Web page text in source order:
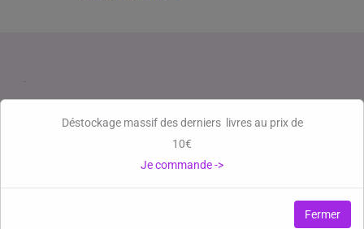
Déstockage massif des derniers livres au prix de
10€
Je commande ->
Fermer
Contacter Françoise Valette
?